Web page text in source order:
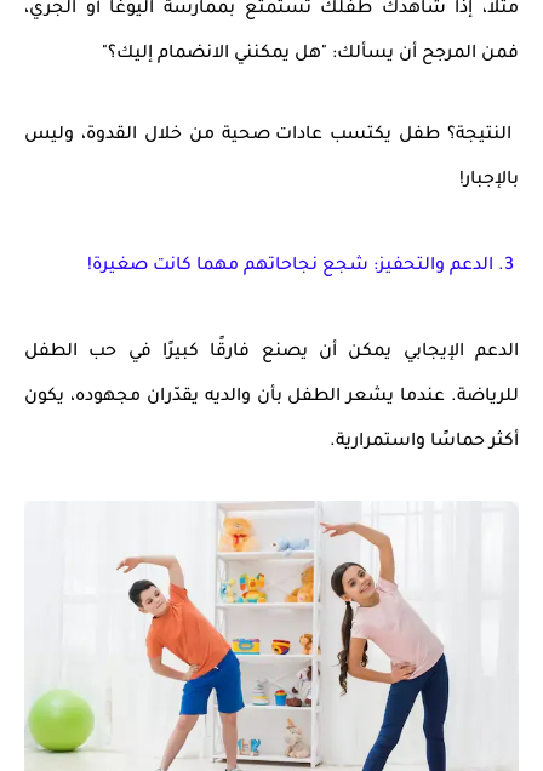
مثلا، إذا شاهدك طفلك تستمتع بممارسة اليوغا أو الجري،
فمن المرجح أن يسألك: "هل يمكنني الانضمام إليك؟"
النتيجة؟ طفل يكتسب عادات صحية من خلال القدوة، وليس
بالإجبار!
الدعم الإيجابي يمكن أن يصنع فارقًا كبيرًا في حب الطفل
للرياضة. عندما يشعر الطفل بأن والديه يقدّران مجهوده، يكون
أكثرحماسًا واستمرارية.